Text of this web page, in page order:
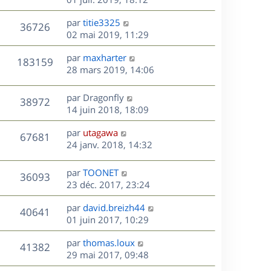
a
g
e
e
s
s
a
g
e
e
r
m
e
s
s
e
u
e
s
r
n
i
e
r
m
e
s
s
a
g
e
36726V
u
e
D
e
r
n
i
e
r
m
e
s
s
e
par titie3325
02 mai 2019, 11:29
183159V
u
D
e
n
i
e
r
m
s
a
e
par maxharter
28 mars 2019, 14:06
38972V
u
D
e
r
n
i
e
r
m
e
s
s
a
g
e
par Dragonfly
14 juin 2018, 18:09
67681
u
e
D
e
n
i
e
r
m
e
s
s
a
par utagawa
24 janv. 2018, 14:32
36093V
u
s
D
e
r
n
i
e
r
m
e
par TOONET
23 déc. 2017, 23:24
40641
u
e
D
e
r
n
i
e
par david.breizh44
01 juin 2017, 10:29
41382V
u
D
e
r
par thomas.loux
29 mai 2017, 09:48